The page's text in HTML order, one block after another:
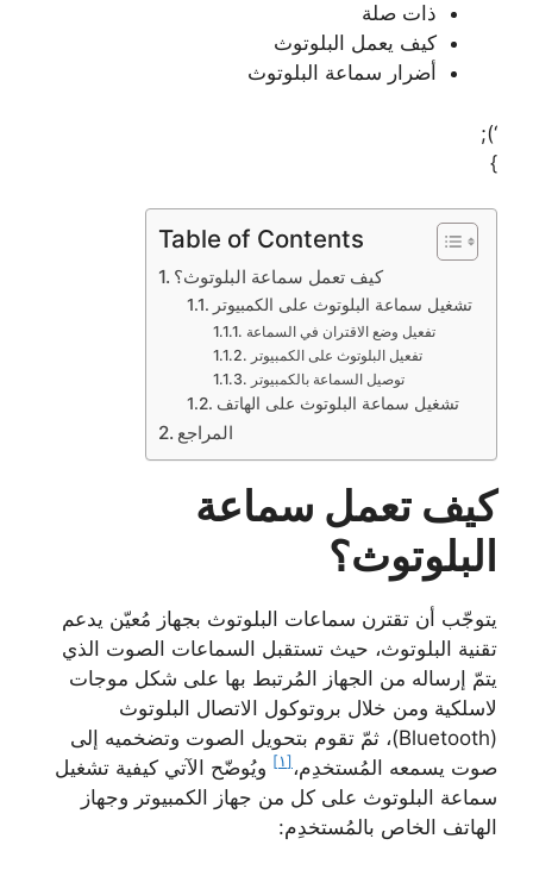
ذات صلة
كيف يعمل البلوتوث
أضرار سماعة البلوتوث
‘);
}
Table of Contents
كيف تعمل سماعة البلوتوث؟
تشغيل سماعة البلوتوث على الكمبيوتر
تفعيل وضع الاقتران في السماعة
تفعيل البلوتوث على الكمبيوتر
توصيل السماعة بالكمبيوتر
تشغيل سماعة البلوتوث على الهاتف
المراجع
كيف تعمل سماعة
البلوتوث؟
يتوجّب أن تقترن سماعات البلوتوث بجهاز مُعيّن يدعم
تقنية البلوتوث، حيث تستقبل السماعات الصوت الذي
يتمّ إرساله من الجهاز المُرتبط بها على شكل موجات
لاسلكية ومن خلال بروتوكول الاتصال البلوتوث
(Bluetooth)، ثمّ تقوم بتحويل الصوت وتضخميه إلى
صوت يسمعه المُستخدِم، [١]
ويُوضّح الآتي كيفية تشغيل
سماعة البلوتوث على كل من جهاز الكمبيوتر وجهاز
الهاتف الخاص بالمُستخدِم: